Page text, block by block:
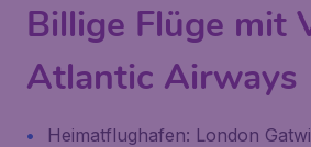
Billige Flüge mit
Atlantic Airways
Heimatflughafen: London